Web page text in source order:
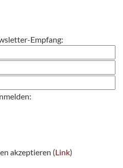
Empfang:
akzeptieren (Link)